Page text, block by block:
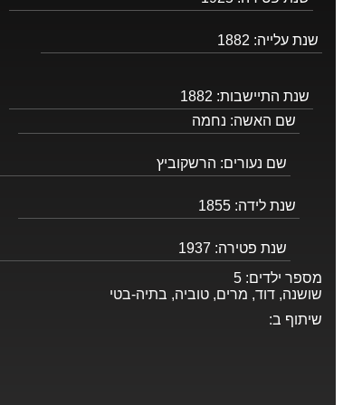
שנת עלייה: 1882
שנת התיישבות: 1882
שם האשה: נחמה
שם נעורים: הרשקוביץ
שנת לידה: 1855
שנת פטירה: 1937
מספר ילדים: 5
שושנה, דוד, מרים, טוביה, בתיה-בטי
שיתוף ב: